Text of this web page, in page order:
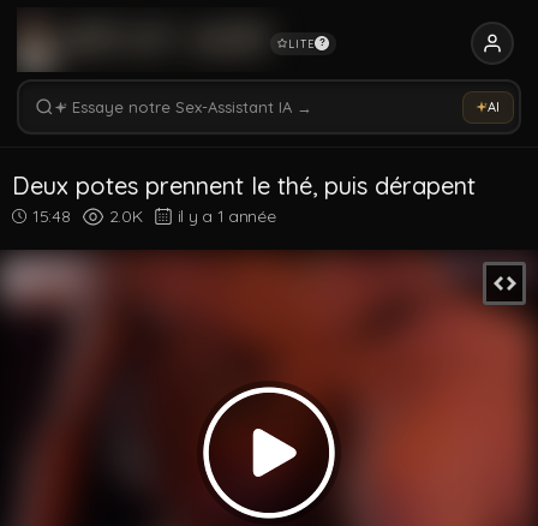
LITE ?
Rechercher vidéos, modèles, tags...
Essaye notre Sex-Assistant IA →
AI
Deux potes prennent le thé, puis dérapent
15:48 2.0K il y a 1 année